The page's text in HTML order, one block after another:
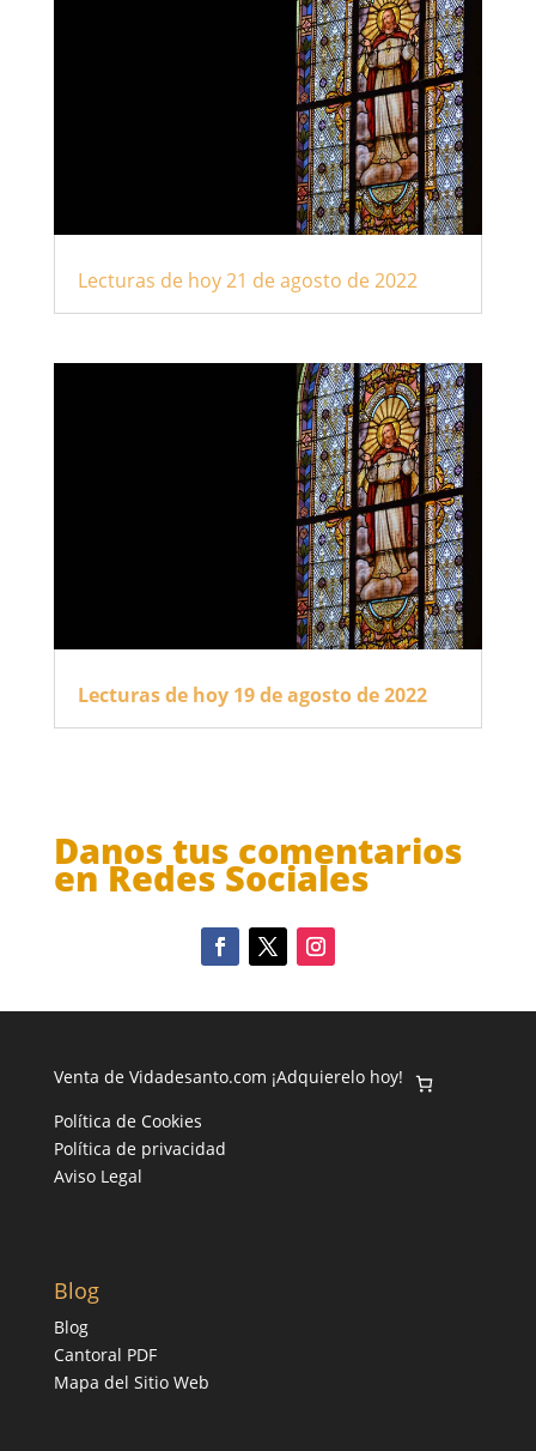
Lecturas de hoy 21 de agosto de 2022
Lecturas de hoy 19 de agosto de 2022
Danos tus comentarios
en Redes Sociales
Venta de Vidadesanto.com ¡Adquierelo hoy!
Política de Cookies
Política de privacidad
Aviso Legal
Blog
Blog
Cantoral PDF
Mapa del Sitio Web